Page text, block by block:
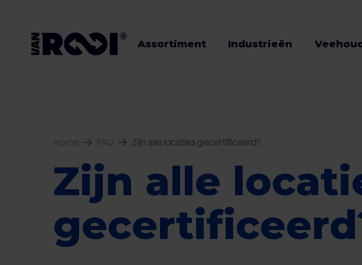
Assortiment Industrieën
Industrieën
Veehouders
Werken bij
Home FAQ Zijn alle locaties gecertificeerd?
Zijn alle